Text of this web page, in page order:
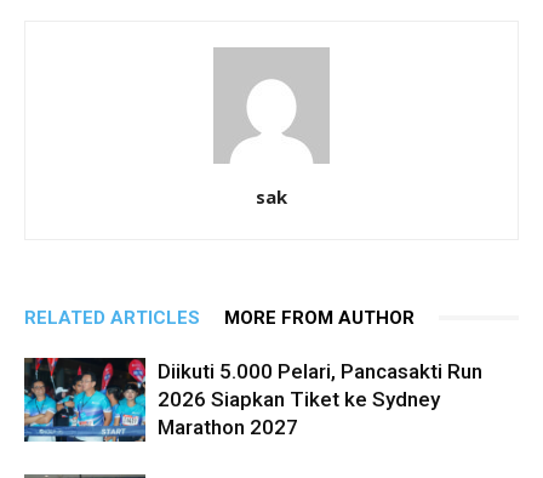
sak
RELATED ARTICLES MORE FROM AUTHOR
Diikuti 5.000 Pelari, Pancasakti Run
2026 Siapkan Tiket ke Sydney
Marathon 2027